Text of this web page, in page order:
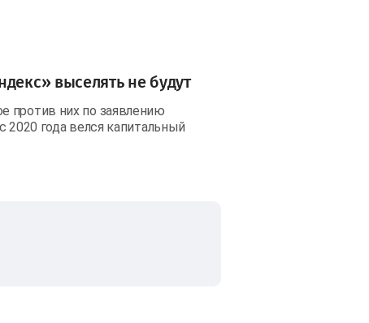
выселять не будут
против них по заявлению
года велся капитальный